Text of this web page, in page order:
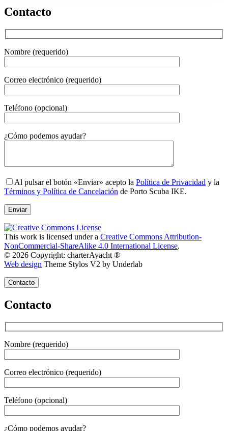
Contacto
Nombre (requerido)
Correo electrónico (requerido)
Teléfono (opcional)
Gender
¿Cómo podemos ayudar?
Al pulsar el botón «Enviar» acepto la Política de Privacidad y la
Términos y Política de Cancelación de Porto Scuba IKE.
This work is licensed under a Creative Commons Attribution-
NonCommercial-ShareAlike 4.0 International License.
© 2026 Copyright: charterAyacht ®
Web design Theme Stylos V2 by Underlab
Contacto
Contacto
Nombre (requerido)
Correo electrónico (requerido)
Teléfono (opcional)
Gender
¿Cómo podemos ayudar?